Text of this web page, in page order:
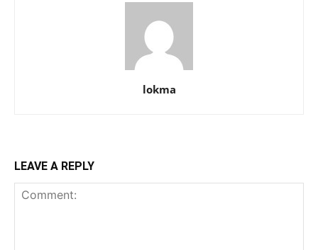
lokma
LEAVE A REPLY